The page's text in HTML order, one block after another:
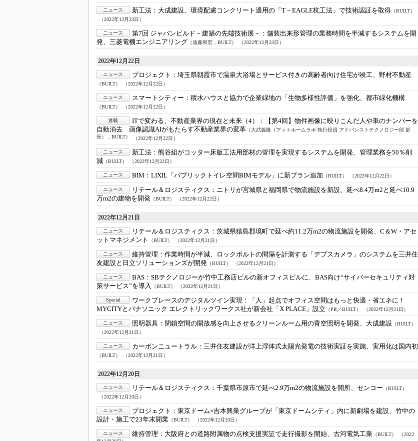
ニュース 新工法： 大成建設、環境配慮コンクリート適用の「T－EAGLE杭工法」で技術認証を取得 （BUILT）
（2022年12月23日）
ニュース 第7回 ジャパンビルド－建築の先端技術展－： 舗装出来形管理の業務時間を半減するシステムを開
発、三菱電機エンジニアリング （遠藤和宏，BUILT） （2022年12月23日）
2022年12月22日
ニュース プロジェクト： 埼玉県朝霞市で温泉大浴場とサービス付きの高齢者向け住宅が竣工、野村不動産
（BUILT） （2022年12月22日）
ニュース スマートシティー： 積水ハウスと協力で企業緑地の「生物多様性評価」を強化、都市緑化機構
（BUILT） （2022年12月22日）
連載 ITで変わる、不動産業界の現在と未来（4）：
【第4回】物件画像に映りこんだ人や車のナンバーを
自動消去 画像認識AIがもたらす不動産業界の変革 （大武義隆（アットホームラボ 執行役員 アドバンストテクノロジー部 部
長），BUILT） （2022年12月22日）
ニュース 新工法： 熊谷組がコッター床版工法用部材の管理を実現するシステムを開発、管理業務を50％削
減 （BUILT） （2022年12月22日）
ニュース BIM： LIXIL「パブリックトイレ空間BIMモデル」に新プラン追加 （BUILT） （2022年12月22日）
ニュース リテール＆ロジスティクス： ニトリが宮城県と福岡県で物流施設を新設、延べ8.4万m2と延べ10.9
万m2の建物を開発 （BUILT） （2022年12月22日）
2022年12月21日
ニュース リテール＆ロジスティクス： 茨城県猿島郡境町で延べ約11.2万m2の物流施設を開発、C＆W・アセ
ットマネジメント
（BUILT） （2022年12月21日）
ニュース 維持管理： 作業時間が半減、ロックボルトの間隔を計測する「デプスカメラ」のシステムを三井住
友建設と日立ソリューションズが開発 （BUILT） （2022年12月21日）
ニュース BAS： SBテクノロジーが竹中工務店ビルの新オフィスビルに、BAS向け“サイバーセキュリティ対
策サービス”を導入
（BUILT） （2022年12月21日）
Special ワークプレースのデジタルツイン実現：
「人」起点でオフィス空間はもっと快適・省エネに！
MYCITYとパナソニック エレクトリックワークス社が新会社「X PLACE」設立 （PR／BUILT） （2022年12月21日）
ニュース 照明器具： 閉鎖空間の開放感を向上させるクリーンルーム用の青空照明を開発、大成建設 （BUILT）
（2022年12月21日）
ニュース カーボンニュートラル： 三井住友建設が洋上浮体式太陽光発電の技術実証を実施、実用化は国内初
（BUILT） （2022年12月21日）
2022年12月20日
ニュース リテール＆ロジスティクス： 千葉県市原市で延べ2.9万m2の物流施設を開所、センコー （BUILT）
（2022年12月20日）
ニュース プロジェクト： 東京ドーム×吉本興業グループが「東京ドームシティ」内に新劇場を建設、竹中の
設計・施工で23年末開業 （BUILT） （2022年12月20日）
ニュース 維持管理： 大阪府との道路附属物の点検支援実証で走行撮影を開始、古河電気工業 （BUILT） （2022